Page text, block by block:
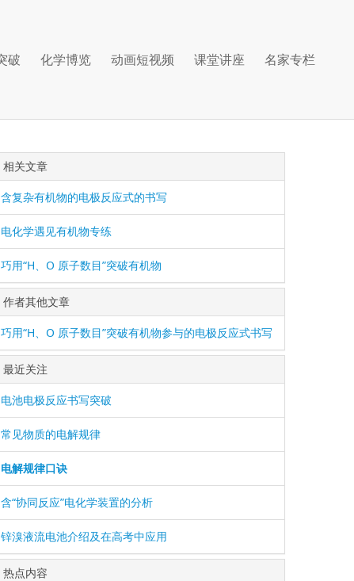
破 化学博览 动画短视频 课堂讲座 名家专栏
相关文章
含复杂有机物的电极反应式的书写
电化学遇见有机物专练
巧用“H、O 原子数目”突破有机物
作者其他文章
巧用“H、O 原子数目”突破有机物参与的电极反应式书写
最近关注
电池电极反应书写突破
常见物质的电解规律
电解规律口诀
含“协同反应”电化学装置的分析
锌溴液流电池介绍及在高考中应用
热点内容